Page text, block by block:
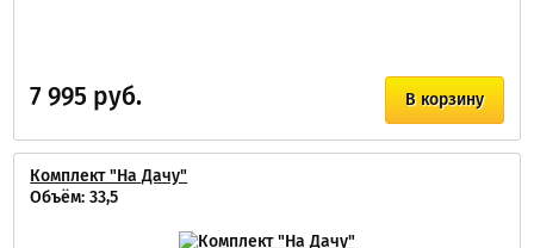
В корзину
7 995 руб.
Комплект "На Дачу"
Объём: 33,5